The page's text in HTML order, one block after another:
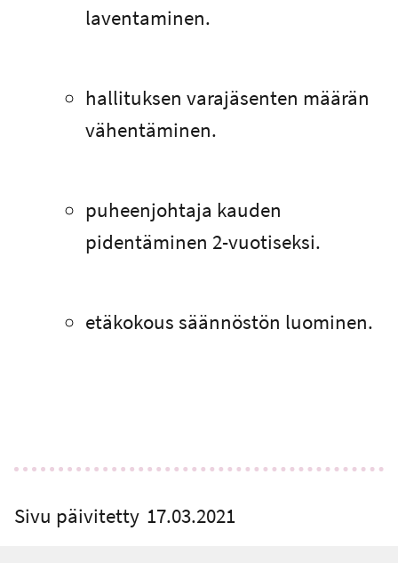
laventaminen.
hallituksen varajäsenten määrän
vähentäminen.
puheenjohtaja kauden
pidentäminen 2-vuotiseksi.
etäkokous säännöstön luominen.
Sivu päivitetty 17.03.2021